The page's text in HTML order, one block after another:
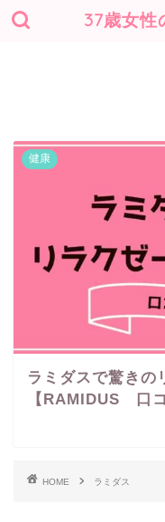
37歳女性
健康
ラミダスで驚きの
【RAMIDUS 口コ
HOME ラミダス